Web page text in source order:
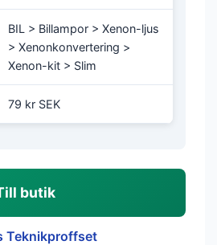
BIL > Billampor > Xenon-ljus
> Xenonkonvertering >
Xenon-kit > Slim
79 kr SEK
butik
Teknikproffset